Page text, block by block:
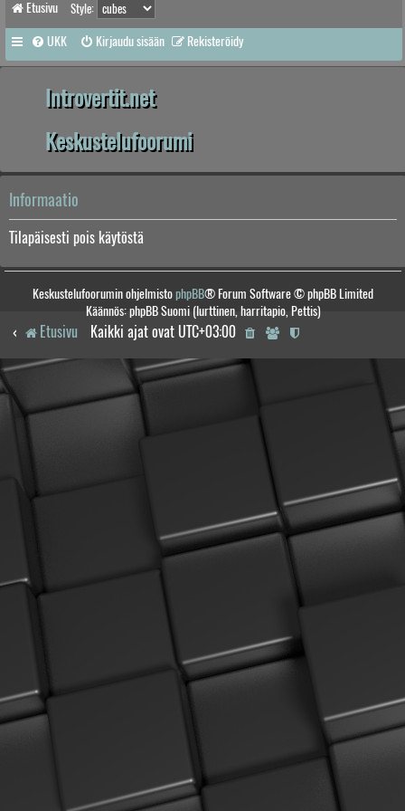
Etusivu Style:
UKK Kirjaudu sisään Rekisteröidy
Introvertit.net
Keskustelufoorumi
Informaatio
Tilapäisesti pois käytöstä
Keskustelufoorumin ohjelmistophpBB® Forum Software © phpBB Limited
Käännös: phpBB Suomi (lurttinen, harritapio, Pettis)
Etusivu Kaikki ajat ovat UTC+03:00